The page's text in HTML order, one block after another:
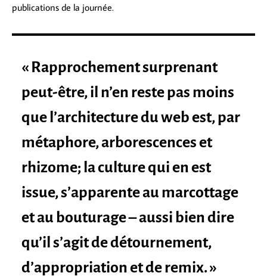
publications de la journée.
« Rapprochement surprenant
peut-être, il n’en reste pas moins
que l’architecture du web est, par
métaphore, arborescences et
rhizome; la culture qui en est
issue, s’apparente au marcottage
et au bouturage – aussi bien dire
qu’il s’agit de détournement,
d’appropriation et de remix. »